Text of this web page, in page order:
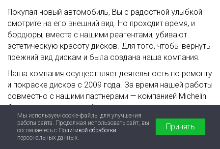
Покупая новый автомобиль, Вы с радостной улыбкой
смотрите на его внешний вид. Но проходит время, и
бордюры, вместе с нашими реагентами, убивают
эстетическую красоту дисков. Для того, чтобы вернуть
прежний вид дискам и была создана наша компания.
Наша компания осуществляет деятельность по ремонту
и покраске дисков с 2009 года. За время нашей работы
совместно с нашими партнерами — компанией Michelin
были внедрены европейские стандарты качества
оказания услуг.
Данные стандарты качества являются обязательными к
Мы используем cookie-файлы для улучшения
работы сайта. Продолжая использовать сайт, вы
соглашаетесь с Политикой обработки
персональных данных.
Принять